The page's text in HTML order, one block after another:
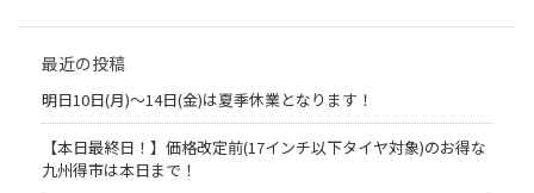
最近の投稿
明日10日(月)～14日(金)は夏季休業となります！
【本日最終日！】価格改定前(17インチ以下タイヤ対象)のお得な
九州得市は本日まで！